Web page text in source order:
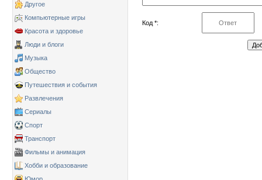
Другое
Компьютерные игры
Красота и здоровье
Люди и блоги
Музыка
Общество
Путешествия и события
Развлечения
Сериалы
Спорт
Транспорт
Фильмы и анимация
Хобби и образование
Код *: